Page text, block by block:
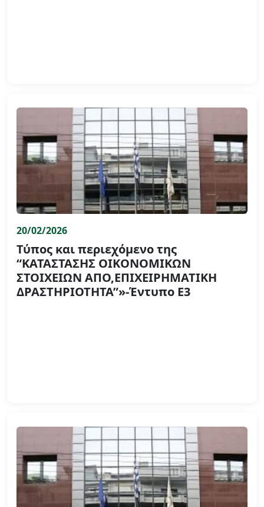
20/02/2026
Τύπος και περιεχόμενο της
“ΚΑΤΑΣΤΑΣΗΣ ΟΙΚΟΝΟΜΙΚΩΝ
ΣΤΟΙΧΕΙΩΝ ΑΠΟ,ΕΠΙΧΕΙΡΗΜΑΤΙΚΗ
ΔΡΑΣΤΗΡΙΟΤΗΤΑ”»-Έντυπο Ε3